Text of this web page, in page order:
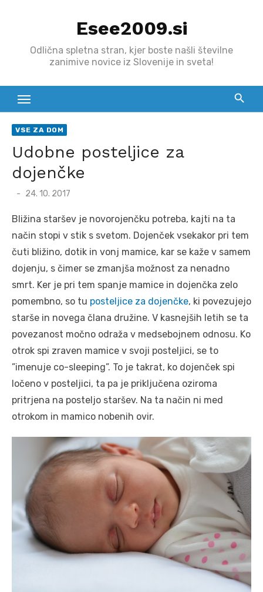
Esee2009.si
Odlična spletna stran, kjer boste našli številne
zanimive novice iz Slovenije in sveta!
VSE ZA DOM
Udobne posteljice za
dojenčke
Posted
24. 10. 2017
Bližina staršev je novorojenčku potreba, kajti na ta
način stopi v stik s svetom. Dojenček vsekakor pri tem
čuti bližino, dotik in vonj mamice, kar se kaže v samem
dojenju, s čimer se zmanjša možnost za nenadno
smrt. Ker je pri tem spanje mamice in dojenčka zelo
pomembno, so tu posteljice za dojenčke, ki povezujejo
starše in novega člana družine. V kasnejših letih se ta
povezanost močno odraža v medsebojnem odnosu. Ko
otrok spi zraven mamice v svoji posteljici, se to
”imenuje co-sleeping”. To je takrat, ko dojenček spi
ločeno v posteljici, ta pa je priključena oziroma
pritrjena na posteljo staršev. Na ta način ni med
otrokom in mamico nobenih ovir.